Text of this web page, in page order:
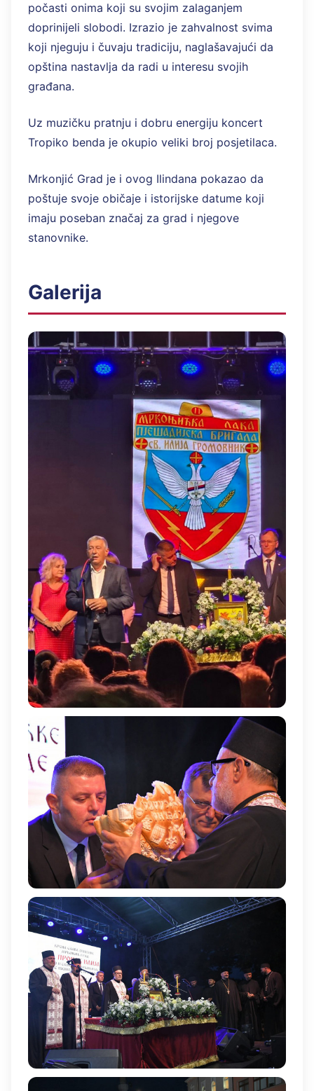
počasti onima koji su svojim zalaganjem
doprinijeli slobodi. Izrazio je zahvalnost svima
koji njeguju i čuvaju tradiciju, naglašavajući da
opština nastavlja da radi u interesu svojih
građana.
Uz muzičku pratnju i dobru energiju koncert
Tropiko benda je okupio veliki broj posjetilaca.
Mrkonjić Grad je i ovog Ilindana pokazao da
poštuje svoje običaje i istorijske datume koji
imaju poseban značaj za grad i njegove
stanovnike.
Galerija